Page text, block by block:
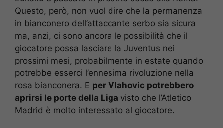
Questo, però, non vuol dire che la permanenza
in bianconero dell’attaccante serbo sia sicura
ma, anzi, ci sono ancora le possibilità che il
giocatore possa lasciare la Juventus nei
prossimi mesi, probabilmente in estate quando
potrebbe esserci l’ennesima rivoluzione nella
rosa bianconera. E per Vlahovic potrebbero
aprirsi le porte della Liga visto che l’Atletico
Madrid è molto interessato al giocatore.